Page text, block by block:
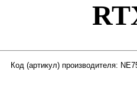
Код (артикул) производителя: